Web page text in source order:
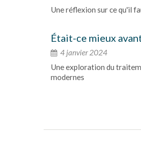
Une réflexion sur ce qu'il
Était-ce mieux
4 janvier 2024
Une exploration du
modernes